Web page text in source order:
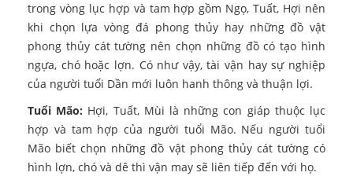
trong vòng lục hợp và tam hợp gồm Ngọ, Tuất, Hợi nên
khi chọn lựa vòng đá phong thủy hay những đồ vật
phong thủy cát tường nên chọn những đồ có tạo hình
ngựa, chó hoặc lợn. Có như vậy, tài vận hay sự nghiệp
của người tuổi Dần mới luôn hanh thông và thuận lợi.
Tuổi Mão: Hợi, Tuất, Mùi là những con giáp thuộc lục
hợp và tam hợp của người tuổi Mão. Nếu người tuổi
Mão biết chọn những đồ vật phong thủy cát tường có
hình lợn, chó và dê thì vận may sẽ liên tiếp đến với họ.